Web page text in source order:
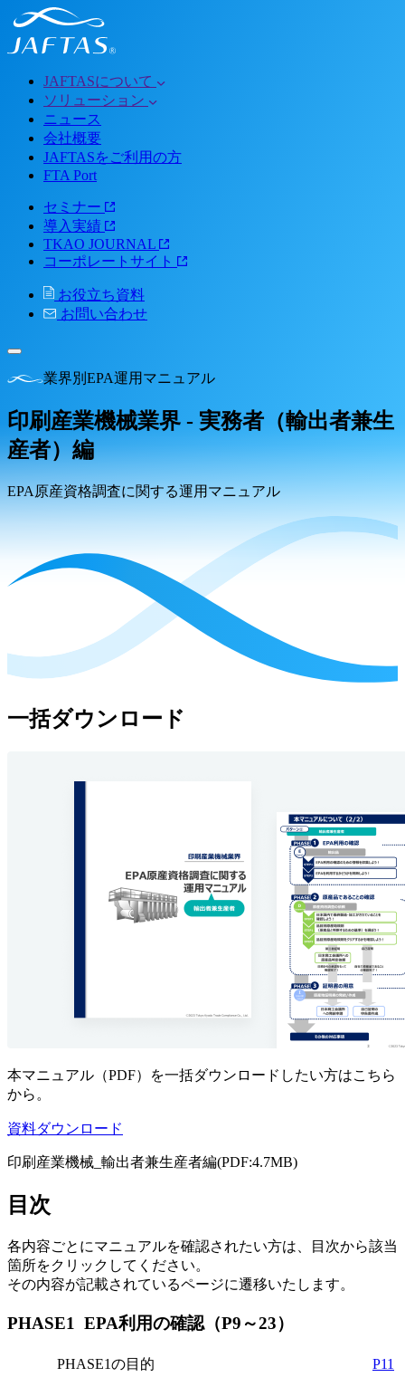
JAFTASについて
ソリューション
ニュース
会社概要
JAFTASをご利用の方
FTA Port
セミナー
導入実績
TKAO JOURNAL
コーポレートサイト
お役立ち資料
お問い合わせ
業界別EPA運用マニュアル
印刷産業機械業界 - 実務者（輸出者兼生
産者）編
EPA原産資格調査に関する運用マニュアル
一括ダウンロード
本マニュアル（PDF）を一括ダウンロードしたい方はこちら
から。
資料ダウンロード
印刷産業機械_輸出者兼生産者編(PDF:4.7MB)
目次
各内容ごとにマニュアルを確認されたい方は、目次から該当
箇所をクリックしてください。
その内容が記載されているページに遷移いたします。
PHASE1 EPA利用の確認（P9～23）
PHASE1の目的
P11